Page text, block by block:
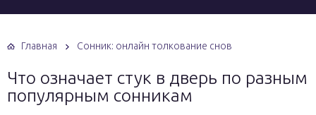
Главная Сонник: онлайн толкование снов
Что означает стук в дверь по разным
популярным сонникам